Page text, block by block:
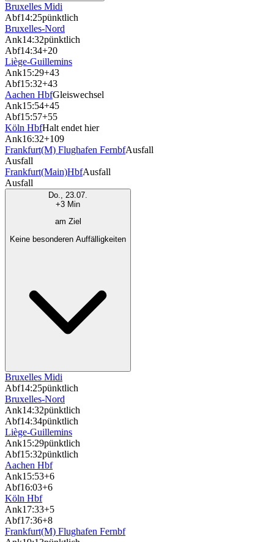
Bruxelles Midi
Abf14:25pünktlich
Bruxelles-Nord
Ank14:32pünktlich
Abf14:34+20
Liège-Guillemins
Ank15:29+43
Abf15:32+43
Aachen HbfGleiswechsel
Ank15:54+45
Abf15:57+55
Köln HbfHalt endet hier
Ank16:32+109
Frankfurt(M) Flughafen FernbfAusfall
Ausfall
Frankfurt(Main)HbfAusfall
Ausfall
Do., 23.07.
+3 Min
am Ziel
Keine besonderen Auffälligkeiten
Bruxelles Midi
Abf14:25pünktlich
Bruxelles-Nord
Ank14:32pünktlich
Abf14:34pünktlich
Liège-Guillemins
Ank15:29pünktlich
Abf15:32pünktlich
Aachen Hbf
Ank15:53+6
Abf16:03+6
Köln Hbf
Ank17:33+5
Abf17:36+8
Frankfurt(M) Flughafen Fernbf